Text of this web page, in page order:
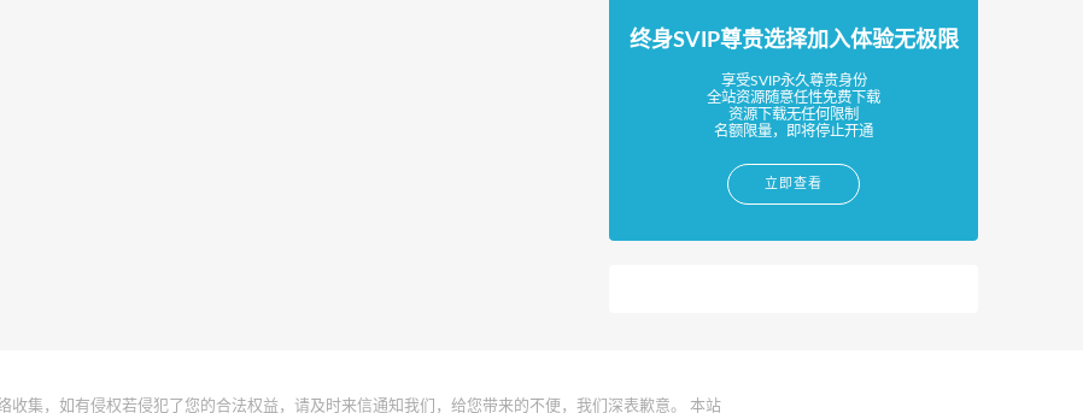
终身SVIP尊贵选择加入体验无极限
享受SVIP永久尊贵身份
全站资源随意任性免费下载
资源下载无任何限制
名额限量，即将停止开通
立即查看
收集，如有侵权若侵犯了您的合法权益，请及时来信通知我们，给您带来的不便，我们深表歉意。 本站